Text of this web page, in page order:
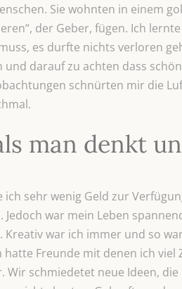
Sie wohnten in einem
der Geber, fügen. Ich
es durfte nichts verloren
darauf zu achten dass
schnürten mir die
man denkt
sehr wenig Geld zur
war mein Leben
war ich immer und so
Freunde mit denen ich
schmiedetet neue Ideen,